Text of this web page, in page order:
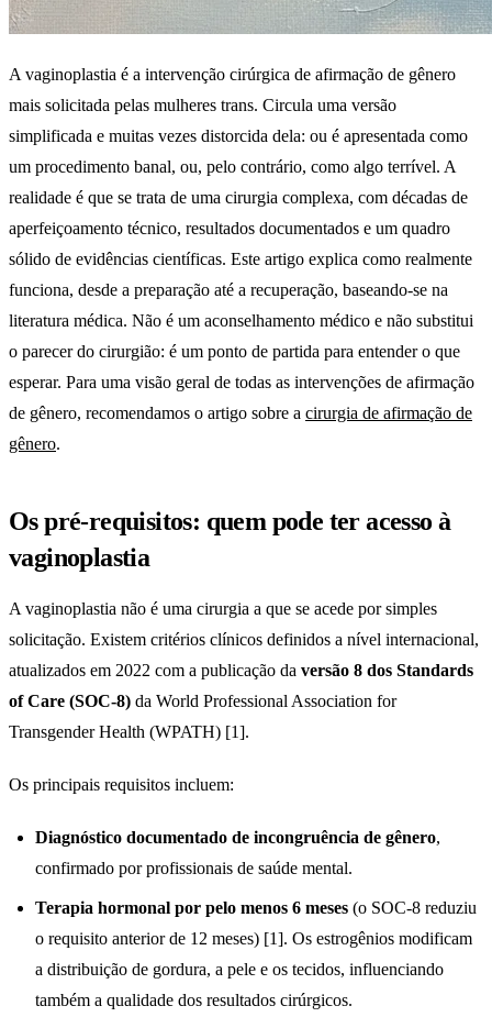
A vaginoplastia é a intervenção cirúrgica de afirmação de gênero
mais solicitada pelas mulheres trans. Circula uma versão
simplificada e muitas vezes distorcida dela: ou é apresentada como
um procedimento banal, ou, pelo contrário, como algo terrível. A
realidade é que se trata de uma cirurgia complexa, com décadas de
aperfeiçoamento técnico, resultados documentados e um quadro
sólido de evidências científicas. Este artigo explica como realmente
funciona, desde a preparação até a recuperação, baseando-se na
literatura médica. Não é um aconselhamento médico e não substitui
o parecer do cirurgião: é um ponto de partida para entender o que
esperar. Para uma visão geral de todas as intervenções de afirmação
de gênero, recomendamos o artigo sobre a cirurgia de afirmação de
gênero.
Os pré-requisitos: quem pode ter acesso à
vaginoplastia
A vaginoplastia não é uma cirurgia a que se acede por simples
solicitação. Existem critérios clínicos definidos a nível internacional,
atualizados em 2022 com a publicação da versão 8 dos Standards
of Care (SOC-8) da World Professional Association for
Transgender Health (WPATH) [1].
Os principais requisitos incluem:
Diagnóstico documentado de incongruência de gênero,
confirmado por profissionais de saúde mental.
Terapia hormonal por pelo menos 6 meses (o SOC-8 reduziu
o requisito anterior de 12 meses) [1]. Os estrogênios modificam
a distribuição de gordura, a pele e os tecidos, influenciando
também a qualidade dos resultados cirúrgicos.